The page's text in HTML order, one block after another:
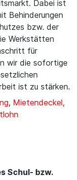
Dabei ist
Behinderungen
bzw. der
Werkstätten
für
wir die sofortige
ist zu stärken.
, Mietendeckel,
Schul- bzw.